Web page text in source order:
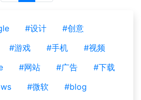
#设计
#创意
#游戏 #手机
#视频
#网站 #广告
#下载
#微软
#blog